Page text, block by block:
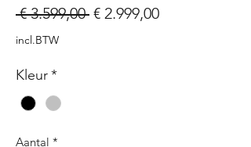
€ 3.599,00 Normale
€ 2.999,00Verkoopprijs
incl.BTW
Kleur*
Aantal *